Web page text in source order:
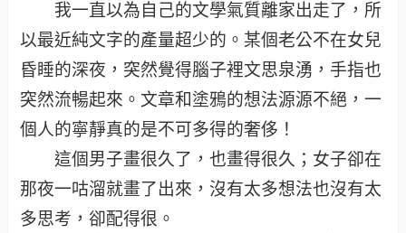
我一直以為自己的文學氣質離家出走了，所
以最近純文字的產量超少的。某個老公不在女兒
昏睡的深夜，突然覺得腦子裡文思泉湧，手指也
突然流暢起來。文章和塗鴉的想法源源不絕，一
個人的寧靜真的是不可多得的奢侈！
這個男子畫很久了，也畫得很久；女子卻在
那夜一咕溜就畫了出來，沒有太多想法也沒有太
多思考，卻配得很。